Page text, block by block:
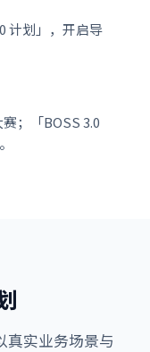
计划」，开启导
；「BOSS 3.0
真实业务场景与